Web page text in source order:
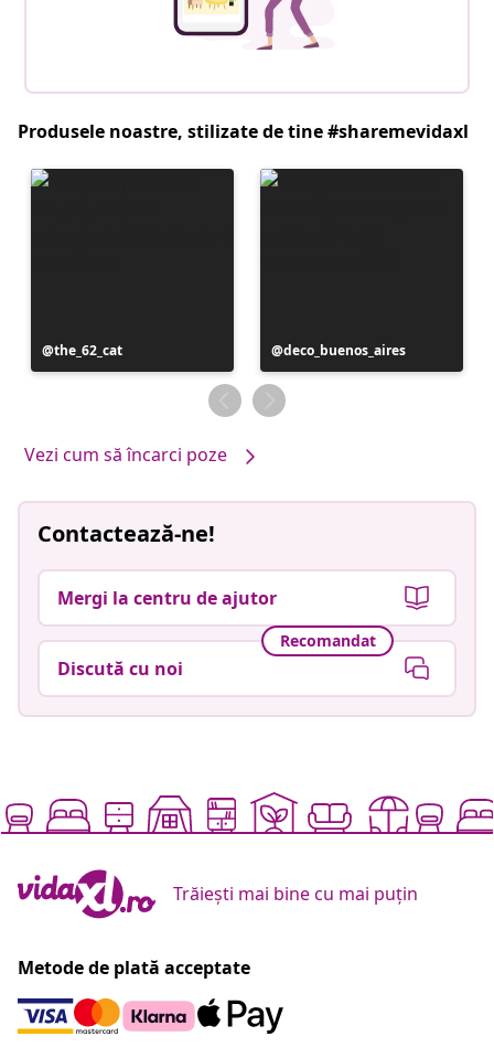
Produsele noastre, stilizate de tine #sharemevidaxl
Postare
publicată
the_62_cat
Postare
publicată
de
deco_buenos_aires
Vezi cum să încarci poze
Contactează-ne!
Mergi la centru de ajutor
Recomandat
Discută cu noi
Trăiești mai bine cu mai puțin
Metode de plată acceptate